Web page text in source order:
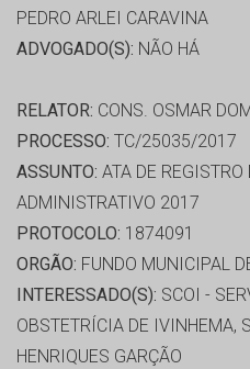
PEDRO ARLEI CARAVINA
ADVOGADO(S): NÃO HÁ
RELATOR: CONS. OSMAR
PROCESSO: TC/25035/2017
ASSUNTO: ATA DE REGISTRO
ADMINISTRATIVO 2017
PROTOCOLO: 1874091
ORGÃO: FUNDO MUNICIPAL
INTERESSADO(S): SCOI -
OBSTETRÍCIA DE IVINHEMA,
HENRIQUES GARÇÃO